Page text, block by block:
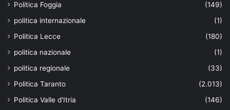
Politica Foggia
(149)
politica internazionale
(1)
Politica Lecce
(180)
politica nazionale
(1)
politica regionale
(33)
Politica Taranto
(2.013)
Politica Valle d'Itria
(146)